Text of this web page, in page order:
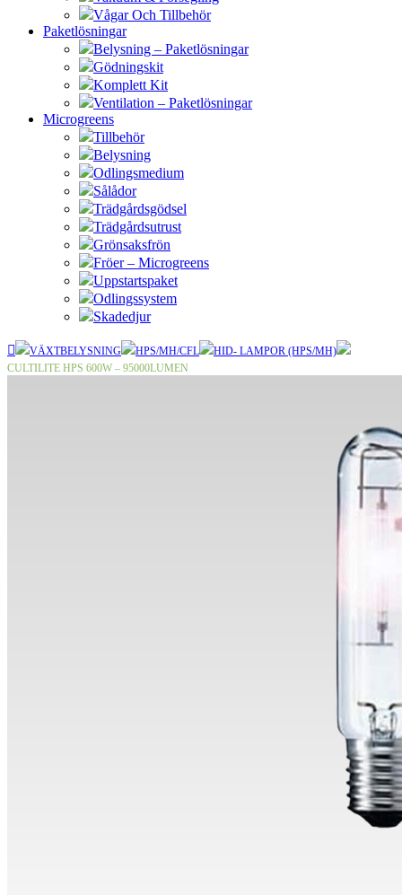
Vågar Och Tillbehör
Paketlösningar
Belysning – Paketlösningar
Gödningskit
Komplett Kit
Ventilation – Paketlösningar
Microgreens
Tillbehör
Belysning
Odlingsmedium
Sålådor
Trädgårdsgödsel
Trädgårdsutrust
Grönsaksfrön
Fröer – Microgreens
Uppstartspaket
Odlingssystem
Skadedjur
VÄXTBELYSNING HPS/MH/CFL
HID- LAMPOR (HPS/MH)
CULTILITE HPS 600W – 95000LUMEN